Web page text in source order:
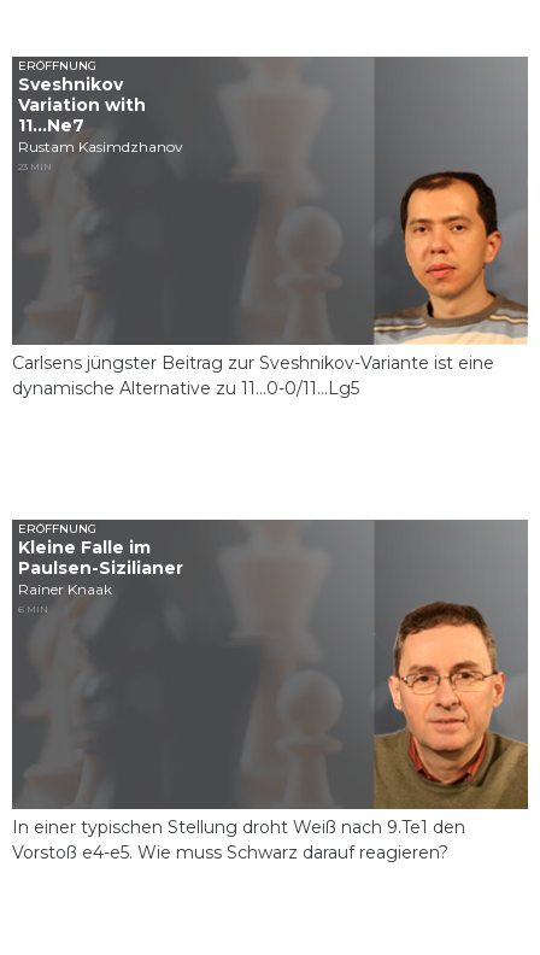
ERÖFFNUNG
Sveshnikov
Variation with
11...Ne7
Rustam Kasimdzhanov
23 MIN
Carlsens jüngster Beitrag zur Sveshnikov-Variante ist eine
dynamische Alternative zu 11…0-0/11…Lg5
ERÖFFNUNG
Kleine Falle im
Paulsen-Sizilianer
Rainer Knaak
6 MIN
In einer typischen Stellung droht Weiß nach 9.Te1 den
Vorstoß e4-e5. Wie muss Schwarz darauf reagieren?